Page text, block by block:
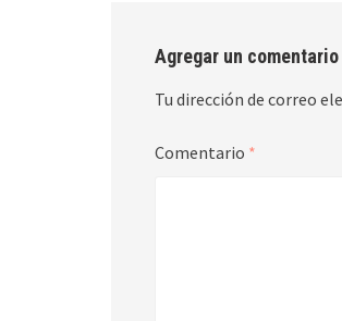
Agregar un comentario
Tu dirección de correo
Comentario *